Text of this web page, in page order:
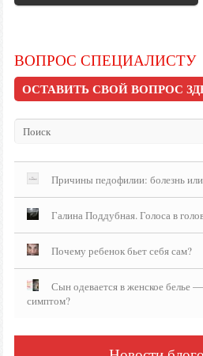
ВОПРОС СПЕЦИАЛИСТУ
ОСТАВИТЬ СВОЙ ВОПРОС
Причины педофилии: болезнь
Галина Поддубная. Голоса в
Почему ребенок бьет себя сам?
Сын одевается в женское белье
симптом?